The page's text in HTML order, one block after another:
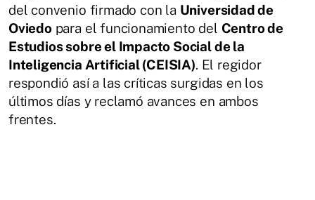
del convenio firmado con la Universidad de
Oviedopara el funcionamiento del Centro de
Estudios sobre el Impacto Social de la
Inteligencia Artificial (CEISIA). El regidor
respondió así a las críticas surgidas en los
últimos días y reclamó avances en ambos
frentes.